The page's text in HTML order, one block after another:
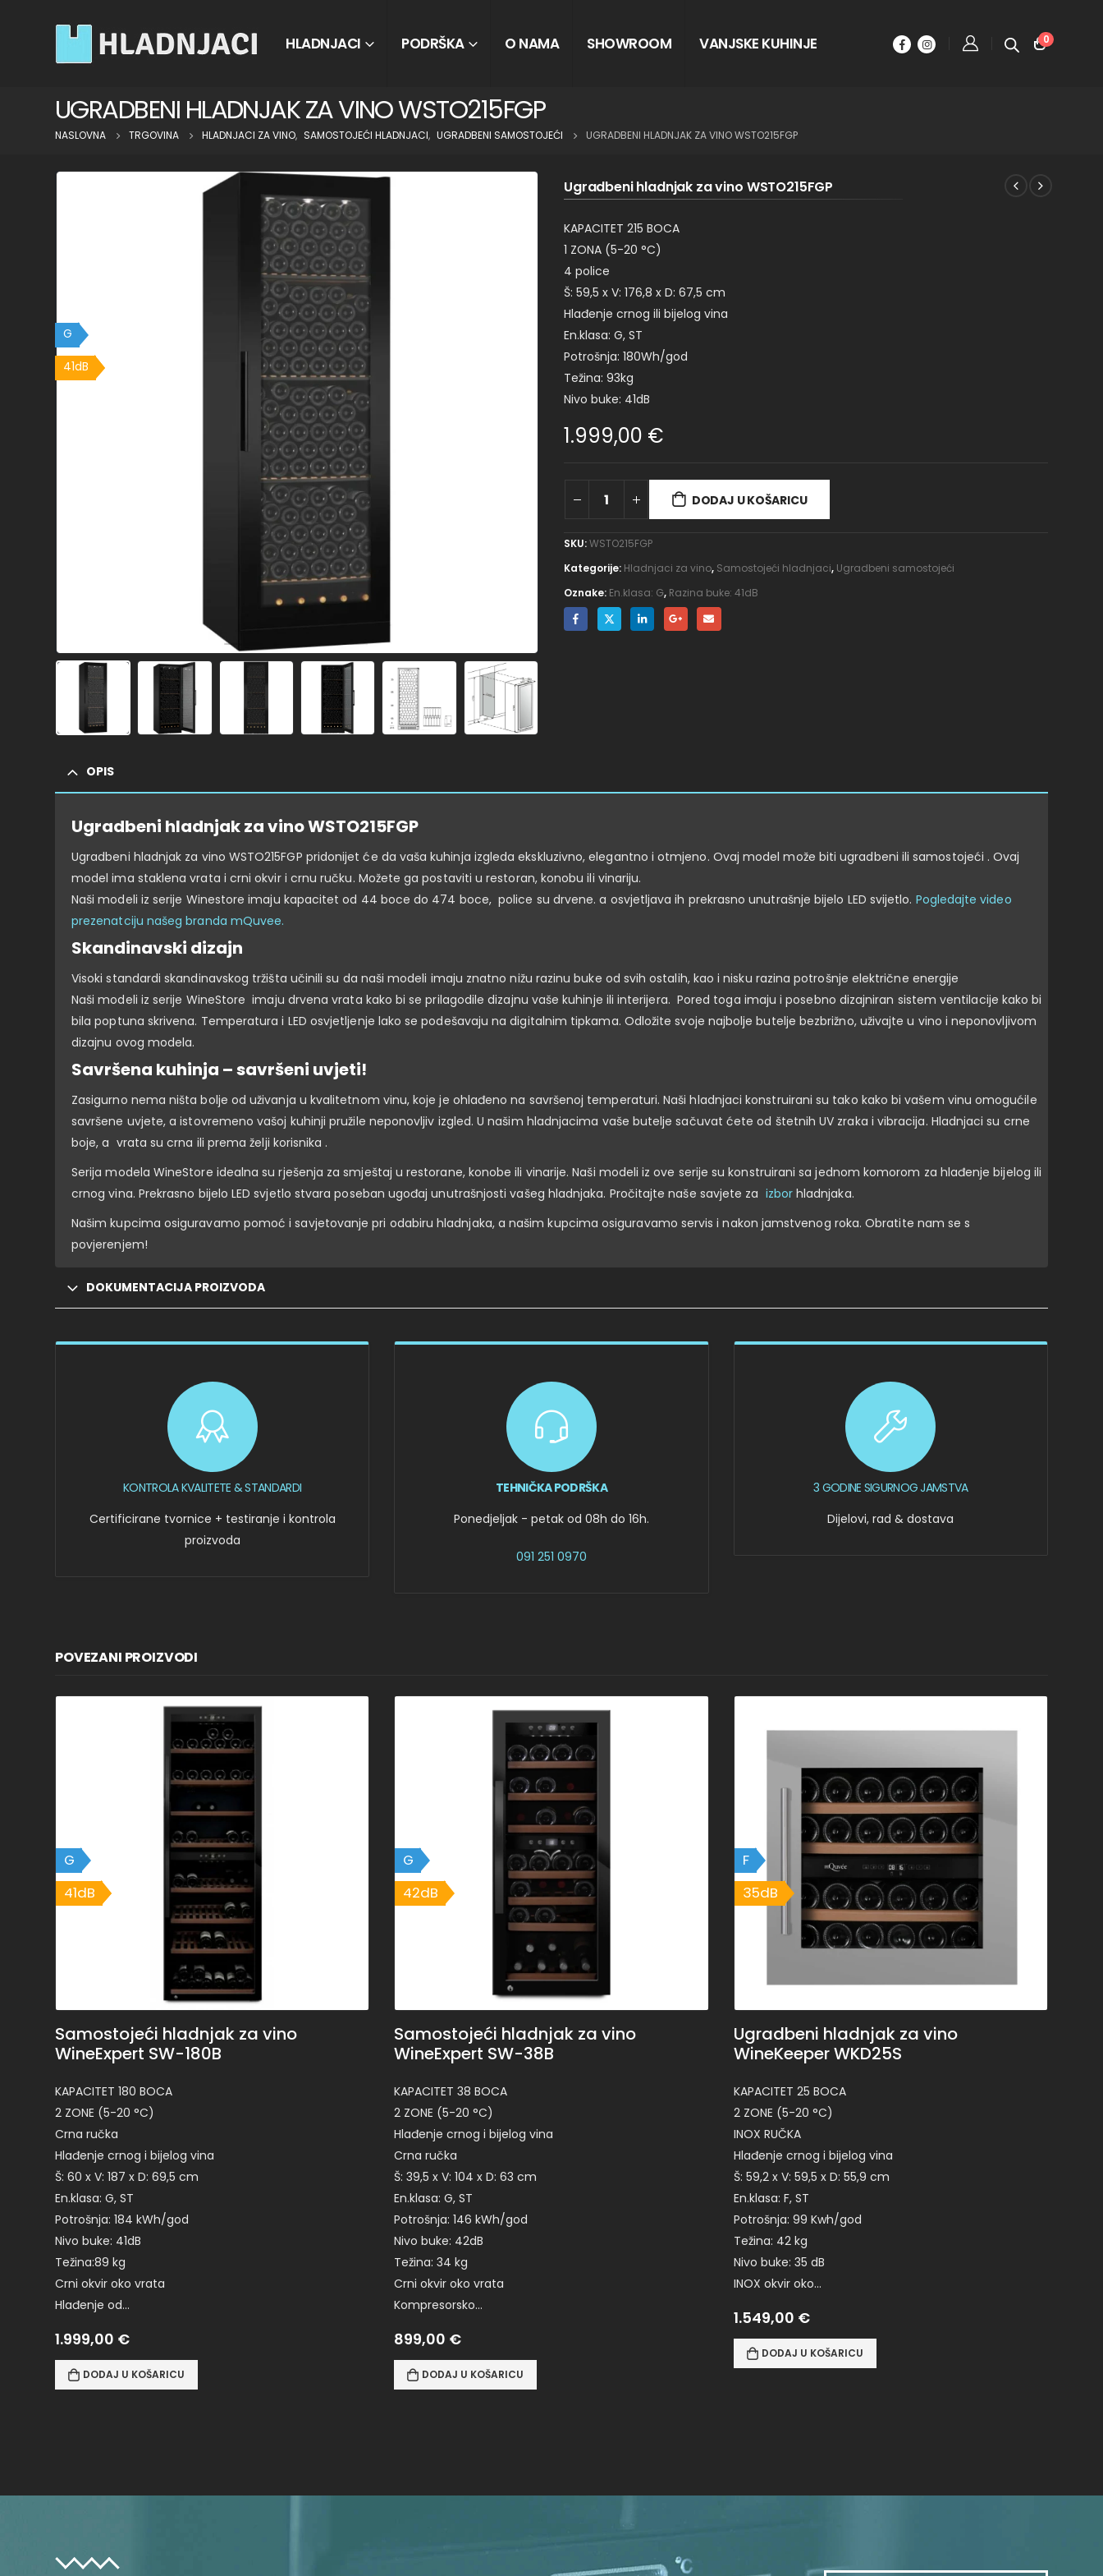
HLADNJACI PODRŠKA O NAMA SHOWROOM VANJSKE KUHINJE 0
UGRADBENI HLADNJAK ZA VINO WSTO215FGP
NASLOVNA TRGOVINA HLADNJACI ZA VINO, SAMOSTOJEĆI HLADNJACI, UGRADBENI SAMOSTOJEĆI UGRADBENI HLADNJAK ZA VINO WSTO215FGP
G
41dB
41dB
Ugradbeni hladnjak za vino WSTO215FGP
KAPACITET 215 BOCA
1 ZONA (5-20 °C)
4 police
Š: 59,5 x V: 176,8 x D: 67,5 cm
Hlađenje crnog ili bijelog vina
En.klasa: G, ST
Potrošnja: 180Wh/god
Težina: 93kg
Nivo buke: 41dB
1.999,00 €
DODAJ U KOŠARICU
SKU:WSTO215FGP
Kategorije: Hladnjaci za vino, Samostojeći hladnjaci, Ugradbeni samostojeći
Oznake: En.klasa: G, Razina buke: 41dB
OPIS
Ugradbeni hladnjak za vino WSTO215FGP
Ugradbeni hladnjak za vino WSTO215FGP pridonijet će da vaša kuhinja izgleda ekskluzivno, elegantno i otmjeno. Ovaj model može biti ugradbeni ili samostojeći . Ovaj
model ima staklena vrata i crni okvir i crnu ručku. Možete ga postaviti u restoran, konobu ili vinariju.
Naši modeli iz serije Winestore imaju kapacitet od 44 boce do 474 boce, police su drvene. a osvjetljava ih prekrasno unutrašnje bijelo LED svijetlo. Pogledajte video
prezenatciju našeg branda mQuvee.
Skandinavski dizajn
Visoki standardi skandinavskog tržišta učinili su da naši modeli imaju znatno nižu razinu buke od svih ostalih, kao i nisku razina potrošnje električne energije
Naši modeli iz serije WineStore imaju drvena vrata kako bi se prilagodile dizajnu vaše kuhinje ili interijera. Pored toga imaju i posebno dizajniran sistem ventilacije kako bi
bila poptuna skrivena. Temperatura i LED osvjetljenje lako se podešavaju na digitalnim tipkama. Odložite svoje najbolje butelje bezbrižno, uživajte u vino i neponovljivom
dizajnu ovog modela.
Savršena kuhinja – savršeni uvjeti!
Zasigurno nema ništa bolje od uživanja u kvalitetnom vinu, koje je ohlađeno na savršenoj temperaturi. Naši hladnjaci konstruirani su tako kako bi vašem vinu omogućile
savršene uvjete, a istovremeno vašoj kuhinji pružile neponovljiv izgled. U našim hladnjacima vaše butelje sačuvat ćete od štetnih UV zraka i vibracija. Hladnjaci su crne
boje, a vrata su crna ili prema želji korisnika .
Serija modela WineStore idealna su rješenja za smještaj u restorane, konobe ili vinarije. Naši modeli iz ove serije su konstruirani sa jednom komorom za hlađenje bijelog ili
crnog vina. Prekrasno bijelo LED svjetlo stvara poseban ugođaj unutrašnjosti vašeg hladnjaka. Pročitajte naše savjete za izborhladnjaka.
Našim kupcima osiguravamo pomoć i savjetovanje pri odabiru hladnjaka, a našim kupcima osiguravamo servis i nakon jamstvenog roka. Obratite nam se s
povjerenjem!
DOKUMENTACIJA PROIZVODA
KONTROLA KVALITETE & STANDARDI
Certificirane tvornice + testiranje i kontrola
proizvoda
TEHNIČKA PODRŠKA
Ponedjeljak - petak od 08h do 16h.
091 251 0970
3 GODINE SIGURNOG JAMSTVA
Dijelovi, rad & dostava
POVEZANI PROIZVODI
G
41dB
41dB
Samostojeći hladnjak za vino
WineExpert SW-180B
KAPACITET 180 BOCA
2 ZONE (5-20 °C)
Crna ručka
Hlađenje crnog i bijelog vina
Š: 60 x V: 187 x D: 69,5 cm
En.klasa: G, ST
Potrošnja: 184 kWh/god
Nivo buke: 41dB
Težina:89 kg
Crni okvir oko vrata
Hlađenje od…
1.999,00 €
DODAJ U KOŠARICU
42dB
G
Samostojeći hladnjak za vino
WineExpert SW-38B
KAPACITET 38 BOCA
2 ZONE (5-20 °C)
Hlađenje crnog i bijelog vina
Crna ručka
Š: 39,5 x V: 104 x D: 63 cm
En.klasa: G, ST
Potrošnja: 146 kWh/god
Nivo buke: 42dB
Težina: 34 kg
Crni okvir oko vrata
Kompresorsko…
899,00 €
DODAJ U KOŠARICU
F
35dB
Ugradbeni hladnjak za vino
WineKeeper WKD25S
KAPACITET 25 BOCA
2 ZONE (5-20 °C)
INOX RUČKA
Hlađenje crnog i bijelog vina
Š: 59,2 x V: 59,5 x D: 55,9 cm
En.klasa: F, ST
Potrošnja: 99 Kwh/god
Težina: 42 kg
Nivo buke: 35 dB
INOX okvir oko…
1.549,00 €
DODAJ U KOŠARICU